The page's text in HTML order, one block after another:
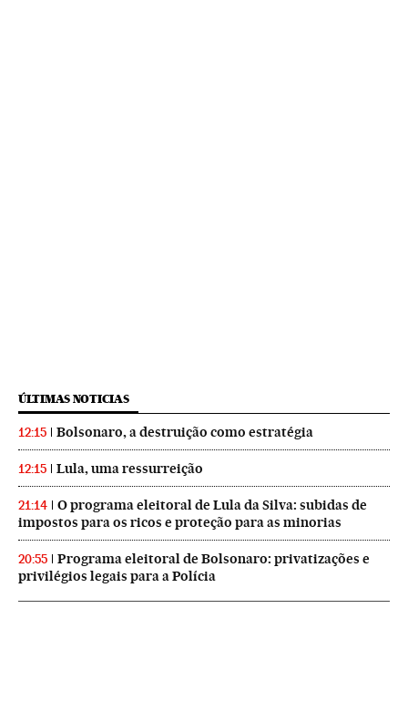
ÚLTIMAS NOTICIAS
12:15 Bolsonaro, a destruição como estratégia
12:15 Lula, uma ressurreição
21:14
O programa eleitoral de Lula da Silva: subidas de
impostos para os ricos e proteção para as minorias
20:55
Programa eleitoral de Bolsonaro: privatizações e
privilégios legais para a Polícia